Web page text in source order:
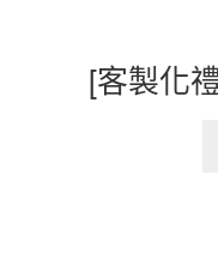
[客製化